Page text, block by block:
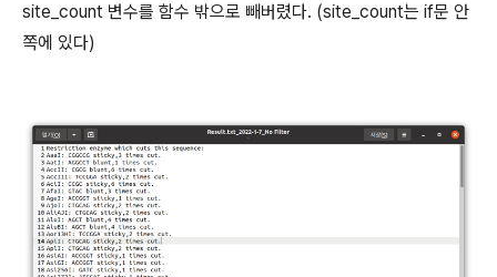
site_count 변수를 함수 밖으로 빼버렸다. (site_count는 if문 안
쪽에 있다)